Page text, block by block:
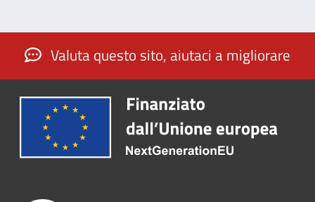
Valuta questo sito, aiutaci a migliorare